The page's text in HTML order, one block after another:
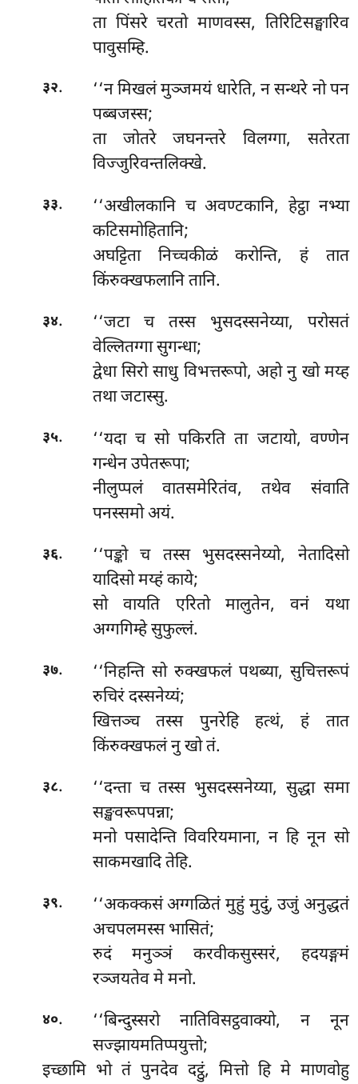
ता पिंसरे चरतो माणवस्स, तिरिटिसङ्घारिव
पावुसम्हि.
३२.
‘‘न मिखलं मुञ्जमयं धारेति, न सन्थरे नो पन
पब्बजस्स;
ता जोतरे जघनन्तरे विलग्गा, सतेरता
विज्जुरिवन्तलिक्खे.
३३.
‘‘अखीलकानि च अवण्टकानि, हेट्ठा नभ्या
कटिसमोहितानि;
अघट्टिता निच्चकीळं करोन्ति, हं तात
किंरुक्खफलानि तानि.
३४.
‘‘जटा च तस्स भुसदस्सनेय्या, परोसतं
वेल्लितग्गा सुगन्धा;
द्वेधा सिरो साधु विभत्तरूपो, अहो नु खो मय्ह
तथा जटास्सु.
३५.
‘‘यदा च सो पकिरति ता जटायो, वण्णेन
गन्धेन उपेतरूपा;
नीलुप्पलं वातसमेरितंव, तथेव संवाति
पनस्समो अयं.
३६.
‘‘पङ्को च तस्स भुसदस्सनेय्यो, नेतादिसो
यादिसो मय्हं काये;
सो वायति एरितो मालुतेन, वनं यथा
अग्गगिम्हे सुफुल्लं.
३७.
‘‘निहन्ति सो रुक्खफलं पथब्या, सुचित्तरूपं
रुचिरं दस्सनेय्यं;
खित्तञ्च तस्स पुनरेहि हत्थं, हं तात
किंरुक्खफलं नु खो तं.
३८. ‘‘दन्ता च तस्स भुसदस्सनेय्या, सुद्धा समा
सङ्खवरूपपन्ना;
मनो पसादेन्ति विवरियमाना, न हि नून सो
साकमखादि तेहि.
३९.
‘‘अकक्कसं अग्गळितं मुहुं मुदुं, उजुं अनुद्धतं
अचपलमस्स भासितं;
रुदंमनुञ्ञं करवीकसुस्सरं, हदयङ्गमं
रञ्जयतेव मे मनो.
४०. ‘‘बिन्दुस्सरो नातिविसट्ठवाक्यो, न नून
सज्झायमतिप्पयुत्तो;
इच्छामि भो तं पुनदेव दट्ठुं, मित्तो हि मे माणवोहु